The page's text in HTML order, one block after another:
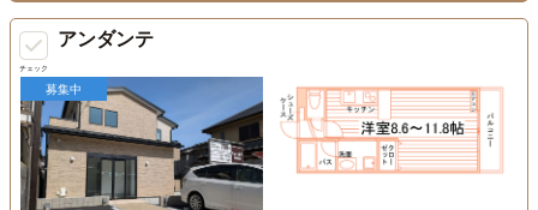
チェック
アンダンテ
募集中